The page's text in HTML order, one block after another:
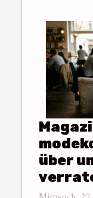
über